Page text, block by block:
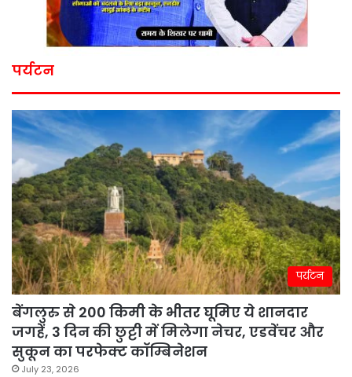
पर्यटन
पर्यटन
बेंगलुरु से 200 किमी के भीतर घूमिए ये शानदार
जगहें, 3 दिन की छुट्टी में मिलेगा नेचर, एडवेंचर और
सुकून का परफेक्ट कॉम्बिनेशन
July 23, 2026